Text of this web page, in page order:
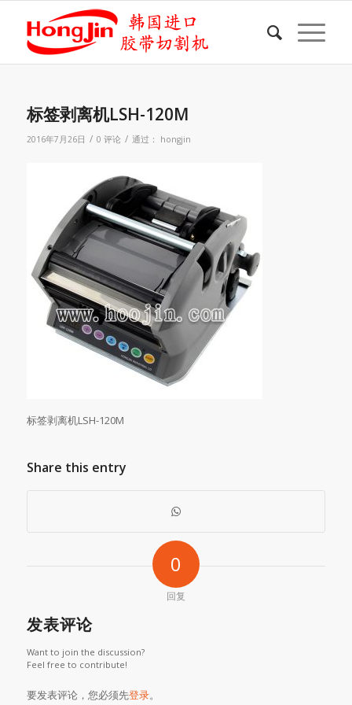
标签剥离机LSH-120M
2016年7月26日 / 0 评论 / 通过： hongjin
标签剥离机LSH-120M
Share this entry
0
回复
发表评论
Want to join the discussion?
Feel free to contribute!
要发表评论，您必须先登录。